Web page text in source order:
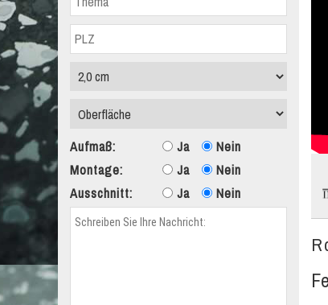
Aufmaß: Ja
Nein
Montage:
Ja
Nein
Ausschnitt:
Ja Nein